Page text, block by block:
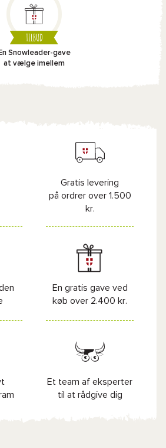
TILBUD
En Snowleader-gave
at vælge imellem
Gratis levering
på ordrer over 1.500
kr.
En gratis gave ved
køb over 2.400 kr.
Et team af eksperter
til at rådgive dig